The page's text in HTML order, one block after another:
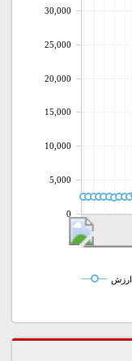
0
5,000
10,000
15,000
20,000
25,000
30,000
ارزش